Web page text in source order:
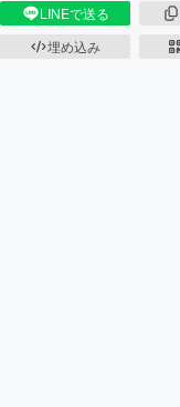
LINEで送る
埋め込み